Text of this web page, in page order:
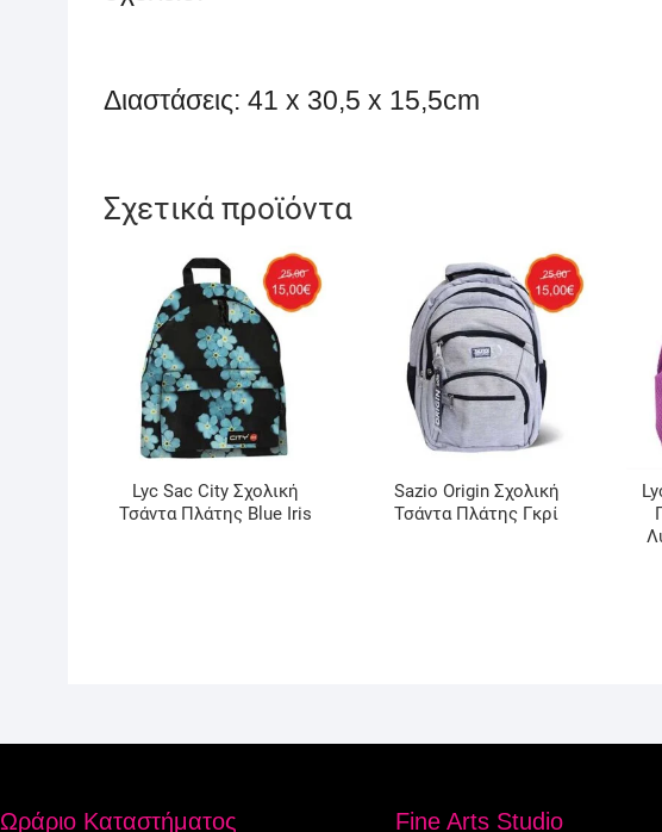
Διαστάσεις: 41 x 30,5 x 15,5cm
Σχετικά προϊόντα
Lyc Sac City Σχολική
Τσάντα Πλάτης Blue Iris
Sazio Origin Σχολική
Τσάντα Πλάτης Γκρί
Ωράριο Καταστήματος Fine Arts Studio